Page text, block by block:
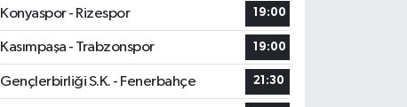
Konyaspor - Rizespor
19:00
Kasımpaşa - Trabzonspor 19:00
Gençlerbirliği S.K. - Fenerbahçe 21:30